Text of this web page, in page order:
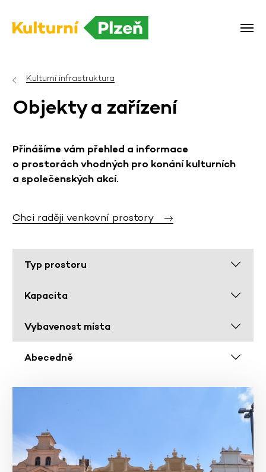
Kulturní infrastruktura
Objekty a zařízení
Přinášíme vám přehled a informace
o prostorách vhodných pro konání kulturních
a společenských akcí.
Chci raději venkovní prostory
Typ prostoru
Kapacita
Vybavenost místa
Abecedně